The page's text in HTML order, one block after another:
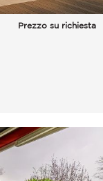
Prezzo su richiesta